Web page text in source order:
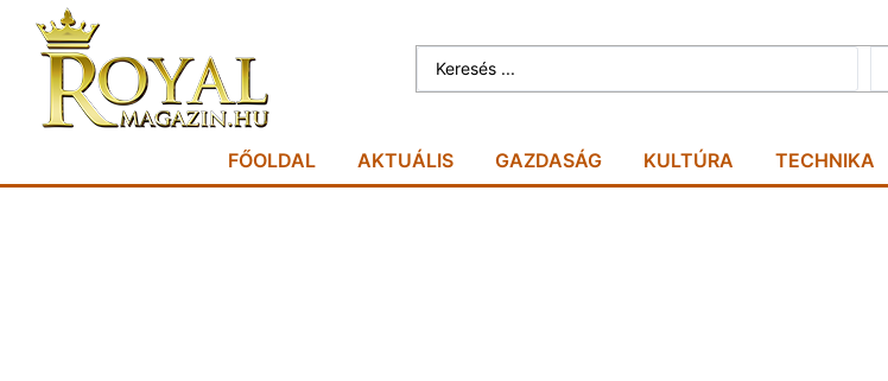
FŐOLDAL AKTUÁLIS GAZDASÁG KULTÚRA TECHNIKA